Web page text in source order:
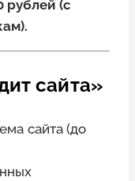
рублей (с
сайта»
сайта (до